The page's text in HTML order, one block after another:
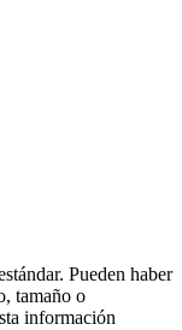
Pueden haber
tamaño o
información